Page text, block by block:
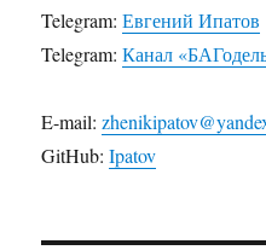
Telegram:Евгений Ипатов
Telegram:Канал
E-mail:
GitHub:Ipatov